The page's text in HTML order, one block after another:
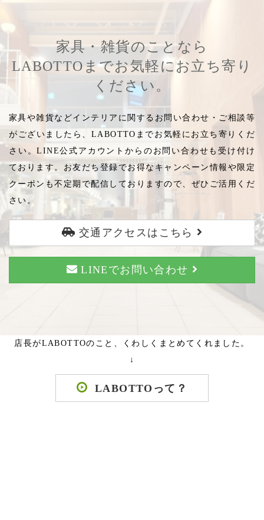
家具・雑貨のことなら
LABOTTOまでお気軽にお立ち寄り
ください。
家具や雑貨などインテリアに関するお問い合わせ・ご相談等
がございましたら、LABOTTOまでお気軽にお立ち寄りくだ
さい。LINE公式アカウントからのお問い合わせも受け付け
ております。お友だち登録でお得なキャンペーン情報や限定
クーポンも不定期で配信しておりますので、ぜひご活用くだ
さい。
交通アクセスはこちら
LINEでお問い合わせ
店長がLABOTTOのこと、くわしくまとめてくれました。
↓
LABOTTOって？